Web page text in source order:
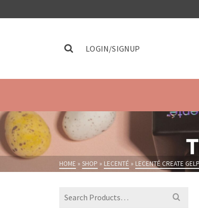
LOGIN/SIGNUP
HOME » SHOP » LECENTÉ » LECENTÉ CREATE